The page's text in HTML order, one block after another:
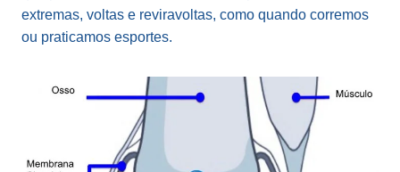
extremas, voltas e reviravoltas, como quando corremos
ou praticamos esportes.